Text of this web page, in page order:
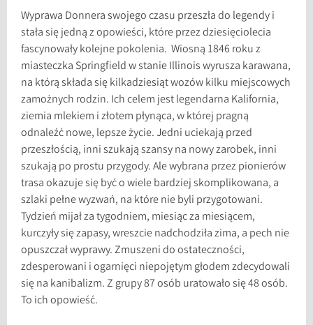
Wyprawa Donnera swojego czasu przeszła do legendy i
stała się jedną z opowieści, które przez dziesięciolecia
fascynowały kolejne pokolenia. Wiosną 1846 roku z
miasteczka Springfield w stanie Illinois wyrusza karawana,
na którą składa się kilkadziesiąt wozów kilku miejscowych
zamożnych rodzin. Ich celem jest legendarna Kalifornia,
ziemia mlekiem i złotem płynąca, w której pragną
odnaleźć nowe, lepsze życie. Jedni uciekają przed
przeszłością, inni szukają szansy na nowy zarobek, inni
szukają po prostu przygody. Ale wybrana przez pionierów
trasa okazuje się być o wiele bardziej skomplikowana, a
szlaki pełne wyzwań, na które nie byli przygotowani.
Tydzień mijał za tygodniem, miesiąc za miesiącem,
kurczyły się zapasy, wreszcie nadchodziła zima, a pech nie
opuszczał wyprawy. Zmuszeni do ostateczności,
zdesperowani i ogarnięci niepojętym głodem zdecydowali
się na kanibalizm. Z grupy 87 osób uratowało się 48 osób.
To ich opowieść.